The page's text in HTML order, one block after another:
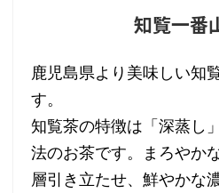
知覧一番
鹿児島県より美味しい知
す。
知覧茶の特徴は「深蒸し
法のお茶です。まろやか
層引き立たせ、鮮やかな